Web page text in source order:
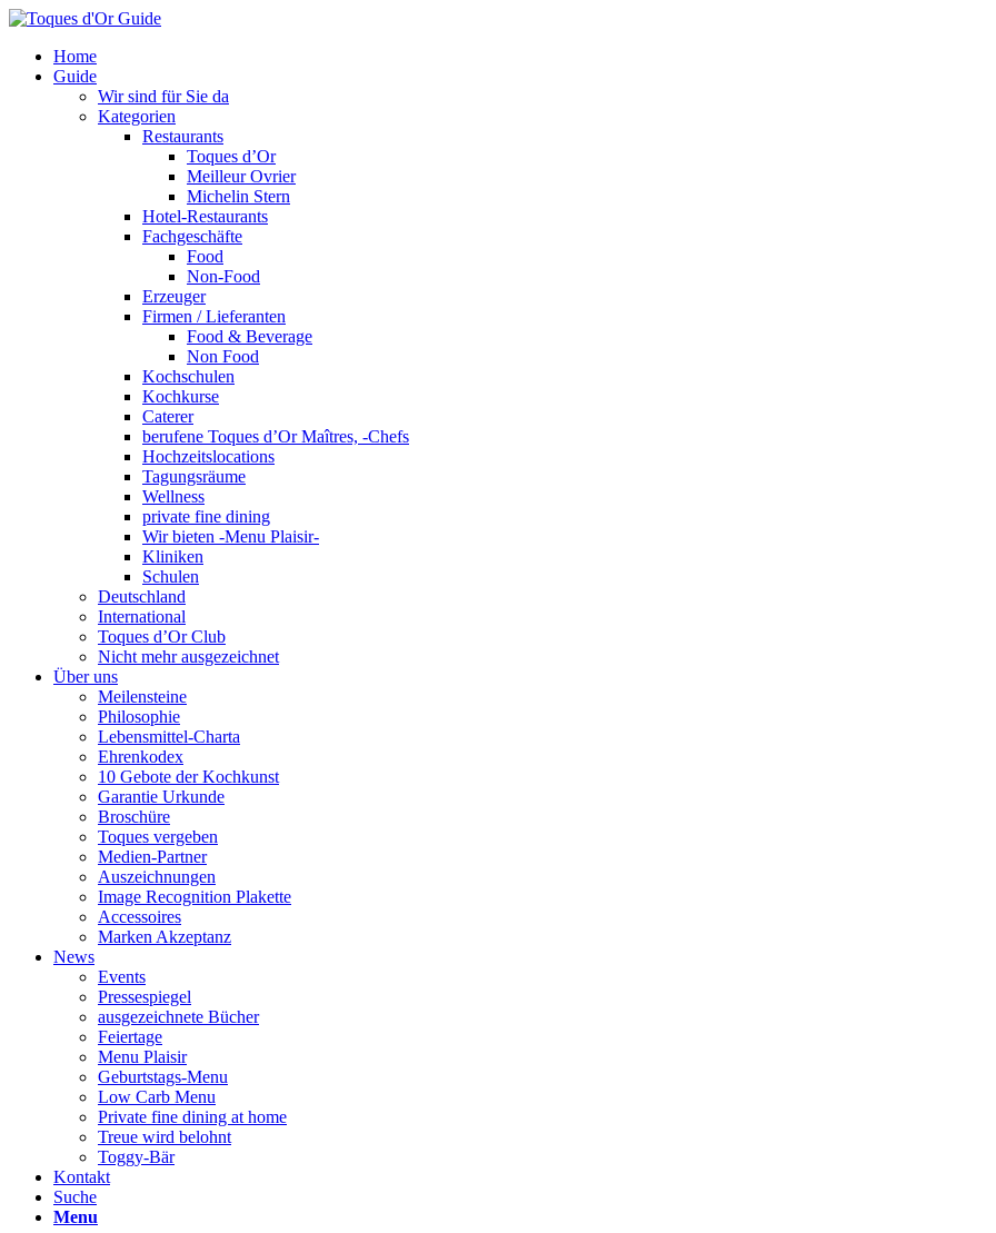
Home
Guide
Wir sind für Sie da
Kategorien
Restaurants
Toques d’Or
Meilleur Ovrier
Michelin Stern
Hotel-Restaurants
Fachgeschäfte
Food
Non-Food
Erzeuger
Firmen / Lieferanten
Food & Beverage
Non Food
Kochschulen
Kochkurse
Caterer
berufene Toques d’Or Maîtres, -Chefs
Hochzeitslocations
Tagungsräume
Wellness
private fine dining
Wir bieten -Menu Plaisir-
Kliniken
Schulen
Deutschland
International
Toques d’Or Club
Nicht mehr ausgezeichnet
Über uns
Meilensteine
Philosophie
Lebensmittel-Charta
Ehrenkodex
10 Gebote der Kochkunst
Garantie Urkunde
Broschüre
Toques vergeben
Medien-Partner
Auszeichnungen
Image Recognition Plakette
Accessoires
Marken Akzeptanz
News
Events
Pressespiegel
ausgezeichnete Bücher
Feiertage
Menu Plaisir
Geburtstags-Menu
Low Carb Menu
Private fine dining at home
Treue wird belohnt
Toggy-Bär
Kontakt
Suche
Menu